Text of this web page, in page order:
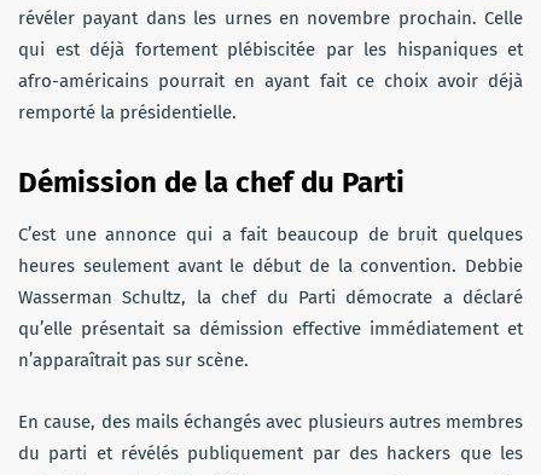
révéler payant dans les urnes en novembre prochain. Celle
qui est déjà fortement plébiscitée par les hispaniques et
afro-américains pourrait en ayant fait ce choix avoir déjà
remporté la présidentielle.
Démission de la chef du Parti
C’est une annonce qui a fait beaucoup de bruit quelques
heures seulement avant le début de la convention. Debbie
Wasserman Schultz, la chef du Parti démocrate a déclaré
qu’elle présentait sa démission effective immédiatement et
n’apparaîtrait pas sur scène.
En cause, des mails échangés avec plusieurs autres membres
du parti et révélés publiquement par des hackers que les